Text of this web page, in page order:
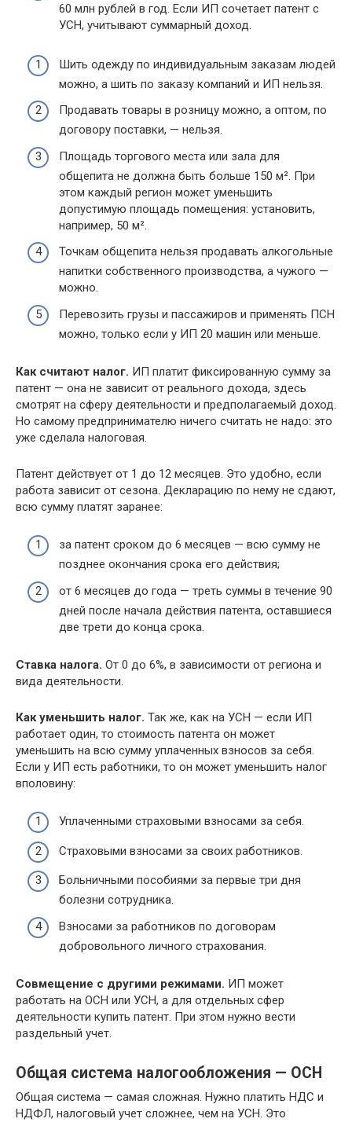
60 млн рублей в год. Если ИП сочетает патент с
УСН, учитывают суммарный доход.
Шить одежду по индивидуальным заказам людей
можно, а шить по заказу компаний и ИП нельзя.
Продавать товары в розницу можно, а оптом, по
договору поставки, — нельзя.
Площадь торгового места или зала для
общепита не должна быть больше 150 м². При
этом каждый регион может уменьшить
допустимую площадь помещения: установить,
например, 50 м².
Точкам общепита нельзя продавать алкогольные
напитки собственного производства, а чужого —
можно.
Перевозить грузы и пассажиров и применять ПСН
можно, только если у ИП 20 машин или меньше.
Как считают налог. ИП платит фиксированную сумму за
патент — она не зависит от реального дохода, здесь
смотрят на сферу деятельности и предполагаемый доход.
Но самому предпринимателю ничего считать не надо: это
уже сделала налоговая.
Патент действует от 1 до 12 месяцев. Это удобно, если
работа зависит от сезона. Декларацию по нему не сдают,
всю сумму платят заранее:
за патент сроком до 6 месяцев — всю сумму не
позднее окончания срока его действия;
от 6 месяцев до года — треть суммы в течение 90
дней после начала действия патента, оставшиеся
две трети до конца срока.
Ставка налога. От 0 до 6%, в зависимости от региона и
вида деятельности.
Как уменьшить налог. Так же, как на УСН — если ИП
работает один, то стоимость патента он может
уменьшить на всю сумму уплаченных взносов за себя.
Если у ИП есть работники, то он может уменьшить налог
вполовину:
Уплаченными страховыми взносами за себя.
Страховыми взносами за своих работников.
Больничными пособиями за первые три дня
болезни сотрудника.
Взносами за работников по договорам
добровольного личного страхования.
Совмещение с другими режимами. ИП может
работать на ОСН или УСН, а для отдельных сфер
деятельности купить патент. При этом нужно вести
раздельный учет.
Общая система налогообложения — ОСН
Общая система — самая сложная. Нужно платить НДС и
НДФЛ, налоговый учет сложнее, чем на УСН. Это